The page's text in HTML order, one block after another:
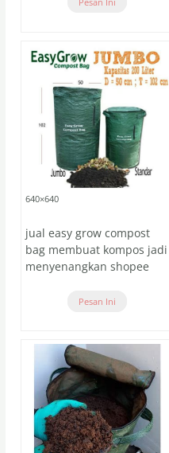
640×640
jual easy grow compost
bag membuat kompos jadi
menyenangkan shopee
Pesan Ini